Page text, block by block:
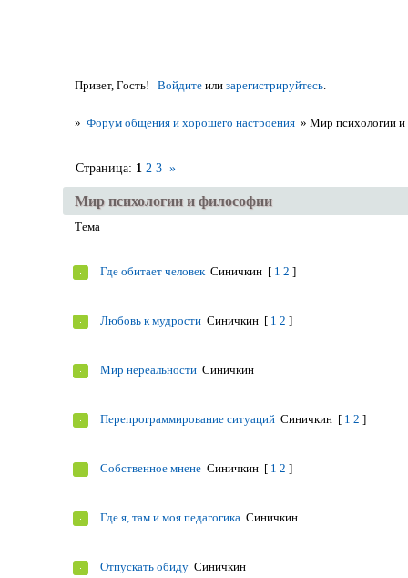
Привет, Гость! Войдите илизарегистрируйтесь.
» Форум общения и хорошего настроения » Мир психологии
Мир психологии и философии
Страница: 1 2 3 »
Тема
Где обитает человек Синичкин [ 1 2 ]
Любовь к мудрости Синичкин [ 1 2 ]
Мир нереальности Синичкин
Перепрограммирование ситуаций Синичкин [ 1 2 ]
Собственное мнене Синичкин [ 1 2 ]
Где я, там и моя педагогика Синичкин
Отпускать обиду Синичкин